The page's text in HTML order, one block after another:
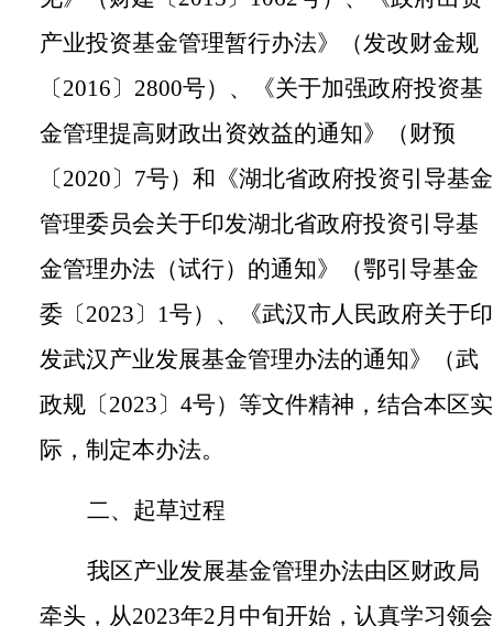
产业投资基金管理暂行办法》（发改财金规
〔2016〕 2800号）、《关于加强政府投资基
金管理提高财政出资效益的通知》（财预
〔2020〕 7号）和《湖北省政府投资引导基金
管理委员会关于印发湖北省政府投资引导基
金管理办法（试行）的通知》（鄂引导基金
委〔2023〕 1号）、《武汉市人民政府关于印
发武汉产业发展基金管理办法的通知》（武
政规〔2023〕 4号）等文件精神， 结合本区实
际，制定本办法。
二、起草过程
我区产业发展基金管理办法由区财政局
牵头，从2023年2 月中旬开始，认真学习领会